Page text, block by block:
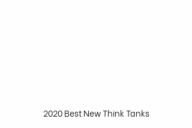
2020 Best New Think Tanks